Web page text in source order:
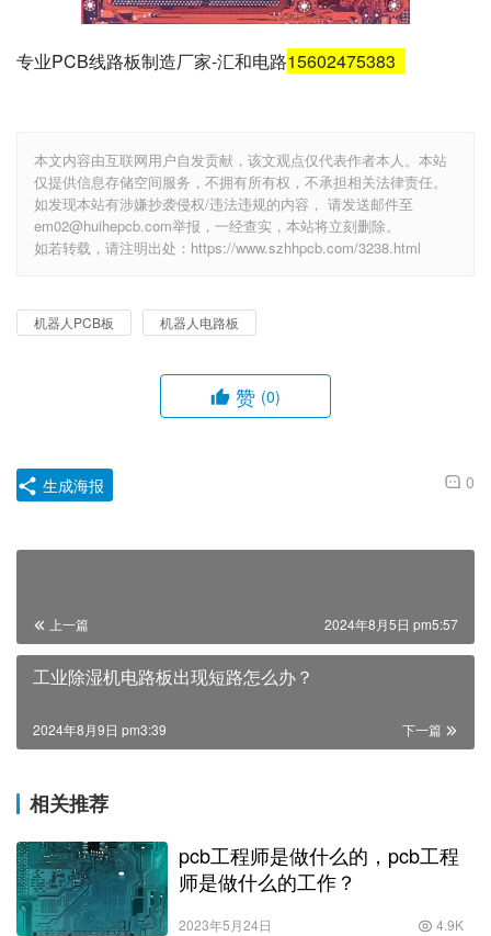
专业PCB线路板制造厂家-汇和电路15602475383
本文内容由互联网用户自发贡献，该文观点仅代表作者本人。本站
仅提供信息存储空间服务，不拥有所有权，不承担相关法律责任。
如发现本站有涉嫌抄袭侵权/违法违规的内容， 请发送邮件至
em02@huihepcb.com举报，一经查实，本站将立刻删除。
如若转载，请注明出处：https://www.szhhpcb.com/3238.html
机器人PCB板 机器人电路板
赞 (0)
0
生成海报
上一篇 2024年8月5日 pm5:57
工业除湿机电路板出现短路怎么办？
下一篇
2024年8月9日 pm3:39
相关推荐
pcb工程师是做什么的，pcb工程
师是做什么的工作？
2023年5月24日 4.9K